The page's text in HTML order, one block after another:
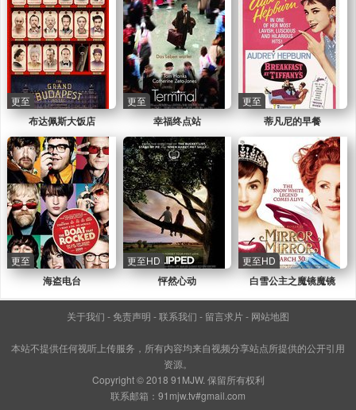
布达佩斯大饭店
更至
幸福终点站
更至
蒂凡尼的早餐
更至
海盗电台
更至
怦然心动
更至HD
白雪公主之魔镜魔镜
更至HD
关于我们 -免责声明 -联系我们 - 留言求片- 网站地图
本站不提供任何视听上传服务，所有内容均来自视频分享站点所提供的公开引用
资源。
Copyright © 2018 91MJW. 保留所有权利
联系邮箱：91mjw.tv#gmail.com